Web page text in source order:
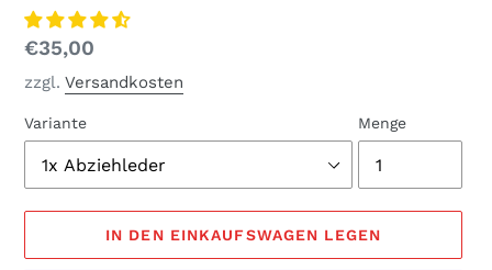
Normaler
Preis
€35,00
zzgl. Versandkosten
Variante Menge
IN DEN EINKAUFSWAGEN LEGEN